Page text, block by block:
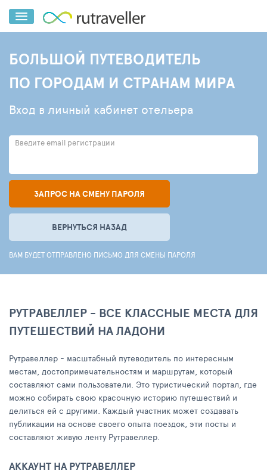
БОЛЬШОЙ ПУТЕВОДИТЕЛЬ
ПО ГОРОДАМ И СТРАНАМ МИРА
Вход в личный кабинет отельера
Введите email регистрации
ЗАПРОС НА СМЕНУ ПАРОЛЯ
ВЕРНУТЬСЯ НАЗАД
ВАМ БУДЕТ ОТПРАВЛЕНО ПИСЬМО ДЛЯ СМЕНЫ ПАРОЛЯ
РУТРАВЕЛЛЕР - ВСЕ КЛАССНЫЕ МЕСТА ДЛЯ
ПУТЕШЕСТВИЙ НА ЛАДОНИ
Рутравеллер - масштабный путеводитель по интересным
местам, достопримечательностям и маршрутам, который
составляют сами пользователи. Это туристический портал, где
можно собирать свою красочную историю путешествий и
делиться ей с другими. Каждый участник может создавать
публикации на основе своего опыта поездок, эти посты и
составляют живую ленту Рутравеллер.
АККАУНТ НА РУТРАВЕЛЛЕР